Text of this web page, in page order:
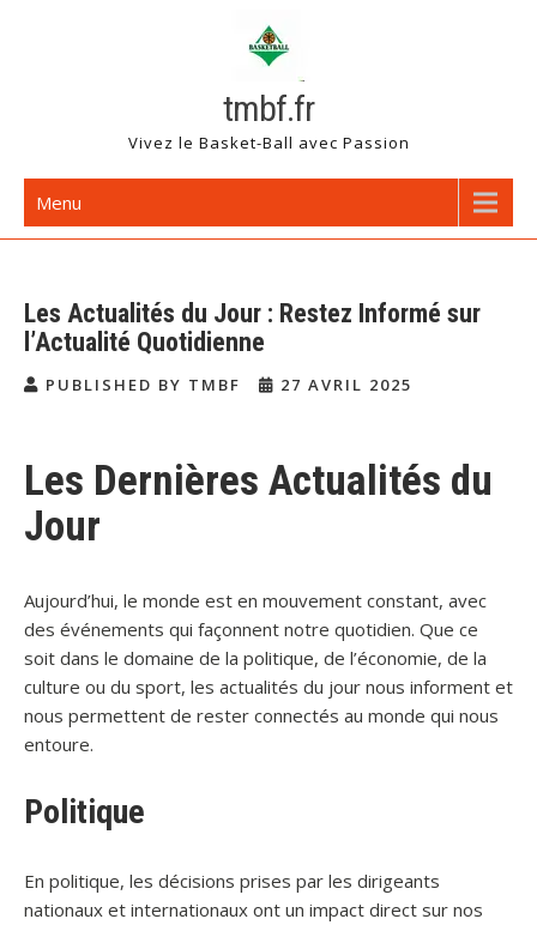
tmbf.fr
Vivez le Basket-Ball avec Passion
Menu
Les Actualités du Jour : Restez Informé sur
l’Actualité Quotidienne
PUBLISHED BY TMBF 27 AVRIL 2025
Les Dernières Actualités du
Jour
Aujourd’hui, le monde est en mouvement constant, avec
des événements qui façonnent notre quotidien. Que ce
soit dans le domaine de la politique, de l’économie, de la
culture ou du sport, les actualités du jour nous informent et
nous permettent de rester connectés au monde qui nous
entoure.
Politique
En politique, les décisions prises par les dirigeants
nationaux et internationaux ont un impact direct sur nos